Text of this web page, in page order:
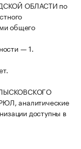
ОБЛАСТИ по
общего
— 1.
аналитические
доступны в